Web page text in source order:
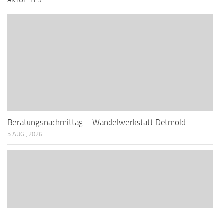
Beratungsnachmittag – Wandelwerkstatt Detmold
5 AUG., 2026